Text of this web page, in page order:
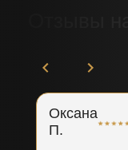
Оксана
П.